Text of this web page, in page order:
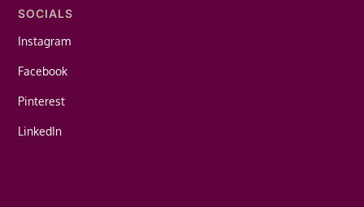
SOCIALS
Instagram
Facebook
Pinterest
LinkedIn